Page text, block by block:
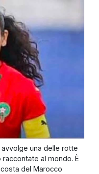
avvolge una delle rotte
al mondo. È
del Marocco